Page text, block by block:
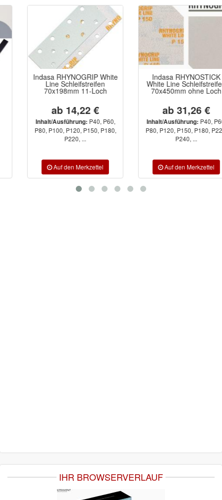
Indasa RHYNOGRIP White
Line Schleifstreifen
70x198mm 11-Loch
ab 14,22 €
Inhalt/Ausführung:P40, P60,
P80, P100, P120, P150, P180,
P220, ...
Indasa RHYNOSTICK
White Line Schleifstreifen
70x450mm ohne Loch
ab 31,26 €
Inhalt/Ausführung:P40, P60,
P80, P120, P150, P180, P220,
P240, ...
IHR BROWSERVERLAUF